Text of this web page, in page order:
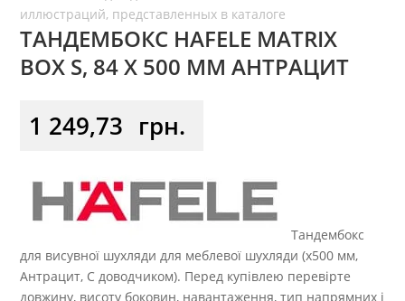
ТАНДЕМБОКС HAFELE MATRIX
BOX S, 84 Х 500 ММ АНТРАЦИТ
1 249,73 грн.
Тандембокс
для висувної шухляди для меблевої шухляди (x500 мм,
Антрацит, С доводчиком). Перед купівлею перевірте
довжину, висоту боковин, навантаження, тип напрямних і